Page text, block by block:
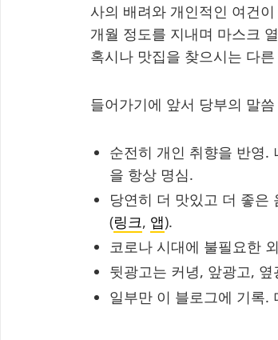
사의 배려와 개인적인 여건
개월 정도를 지내며 마스크
혹시나 맛집을 찾으시는 다
들어가기에 앞서 당부의 말
순전히 개인 취향을 반영.
을 항상 명심.
당연히 더 맛있고 더 좋은
(링크, 앱).
코로나 시대에 불필요한
뒷광고는 커녕, 앞광고,
일부만 이 블로그에 기록.